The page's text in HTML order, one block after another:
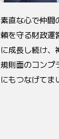
素直な心で仲間
頼を守る財政運
に成長し続け、
規則面のコンプ
にもつなげてま